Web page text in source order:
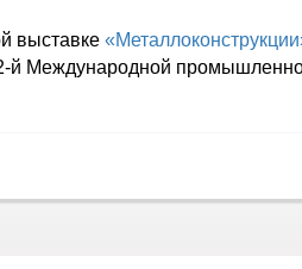
выставке
й Международной